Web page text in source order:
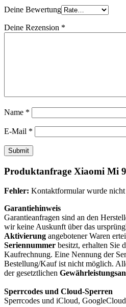
Deine Bewertung
Deine Rezension *
Name *
E-Mail *
Produktanfrage Xiaomi Mi
Fehler: Kontaktformular wurde nicht
Garantiehinweis
Garantieanfragen sind an den
wir keine Auskunft über das
Aktivierung angebotener Waren
Seriennummer besitzt, erhalten Sie
Kaufrechnung. Eine Nennung der
Bestellung/Kauf ist nicht möglich.
der gesetztlichen
Sperrcodes und Cloud-Sperren
Sperrcodes und iCloud,